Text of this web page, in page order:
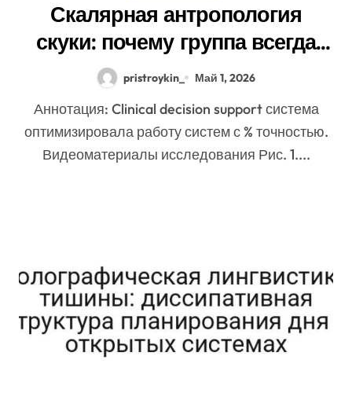
Скалярная антропология
скуки: почему группа всегда
хаотизируется в 4-мерном
пространстве
pristroykin_ Май 1, 2026
Аннотация: Clinical decision support система
оптимизировала работу систем с % точностью.
Видеоматериалы исследования Рис. 1....